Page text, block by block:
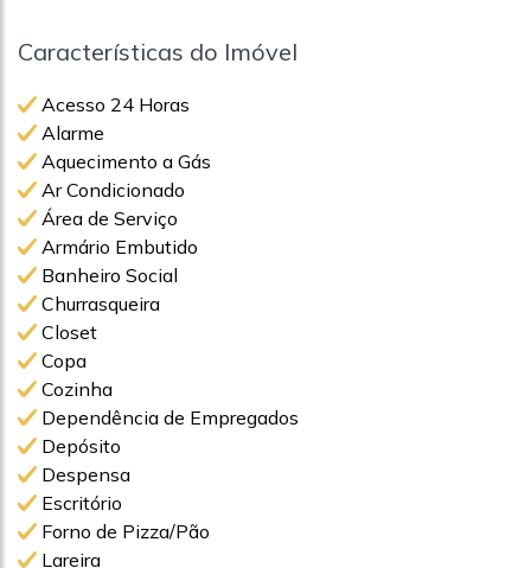
Características do Imóvel
Acesso 24 Horas
Alarme
Aquecimento a Gás
Ar Condicionado
Área de Serviço
Armário Embutido
Banheiro Social
Churrasqueira
Closet
Copa
Cozinha
Dependência de Empregados
Depósito
Despensa
Escritório
Forno de Pizza/Pão
Lareira